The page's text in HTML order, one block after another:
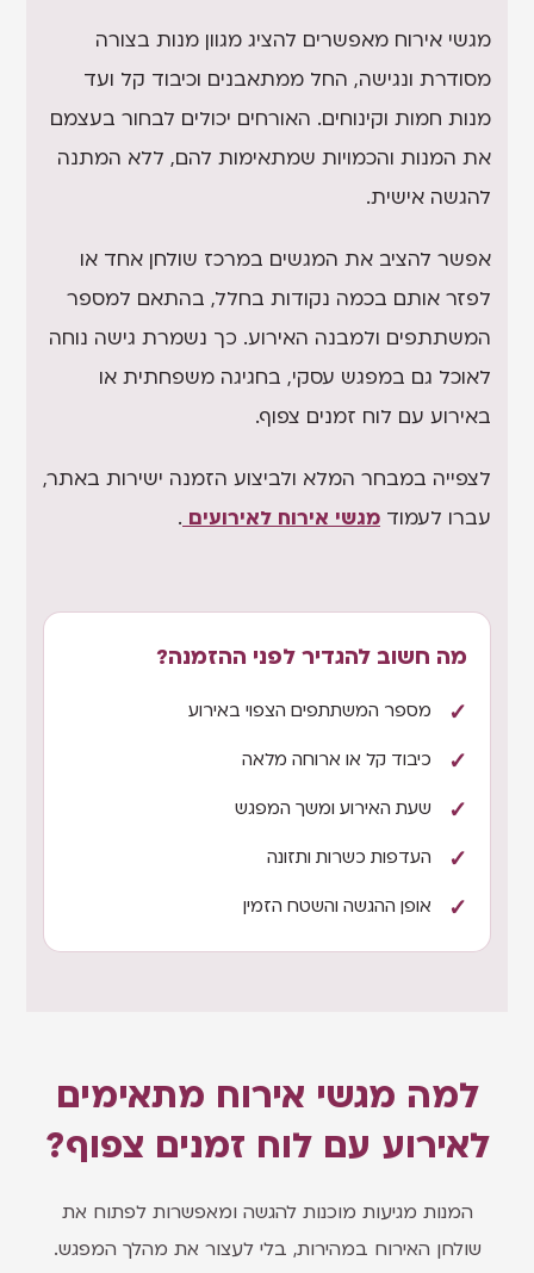
מגשי אירוח מאפשרים להציג מגוון מנות בצורה
מסודרת ונגישה, החל ממתאבנים וכיבוד קל ועד
מנות חמות וקינוחים. האורחים יכולים לבחור בעצמם
את המנות והכמויות שמתאימות להם, ללא המתנה
להגשה אישית.
אפשר להציב את המגשים במרכז שולחן אחד או
לפזר אותם בכמה נקודות בחלל, בהתאם למספר
המשתתפים ולמבנה האירוע. כך נשמרת גישה נוחה
לאוכל גם במפגש עסקי, בחגיגה משפחתית או
באירוע עם לוח זמנים צפוף.
לצפייה במבחר המלא ולביצוע הזמנה ישירות באתר,
עברו לעמוד מגשי אירוח לאירועים .
מה חשוב להגדיר לפני ההזמנה?
מספר המשתתפים הצפוי באירוע
כיבוד קל או ארוחה מלאה
שעת האירוע ומשך המפגש
העדפות כשרות ותזונה
אופן ההגשה והשטח הזמין
למה מגשי אירוח מתאימים
לאירוע עם לוח זמנים צפוף?
המנות מגיעות מוכנות להגשה ומאפשרות לפתוח את
שולחן האירוח במהירות, בלי לעצור את מהלך המפגש.